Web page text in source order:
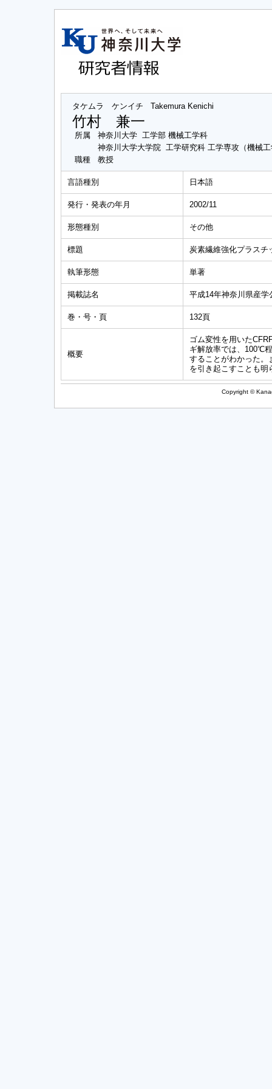
タケムラ ケンイチ Takemura Kenichi
竹村 兼一
所属
神奈川大学 工学部 機械工学科
神奈川大学大学院 工学研究科 工学専攻（機械
職種
教授
言語種別 日本語
発行・発表の年月 2002/11
形態種別 その他
標題 炭素繊維強化プラスチ
執筆形態 単著
掲載誌名 平成14年神奈川県産学
巻・号・頁 132頁
概要
ゴム変性を用いた
ギ解放率では、100℃
することがわかった
を引き起こすことも明
Copyright ©